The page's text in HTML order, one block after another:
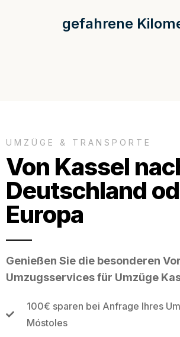
gefahrene
UMZÜGE & TRANSPORTE
Von Kassel
Deutschland
Europa
Genießen Sie die besonderen
Umzugsservices für Umzüge
100€ sparen bei Anfrage Ihres
Móstoles